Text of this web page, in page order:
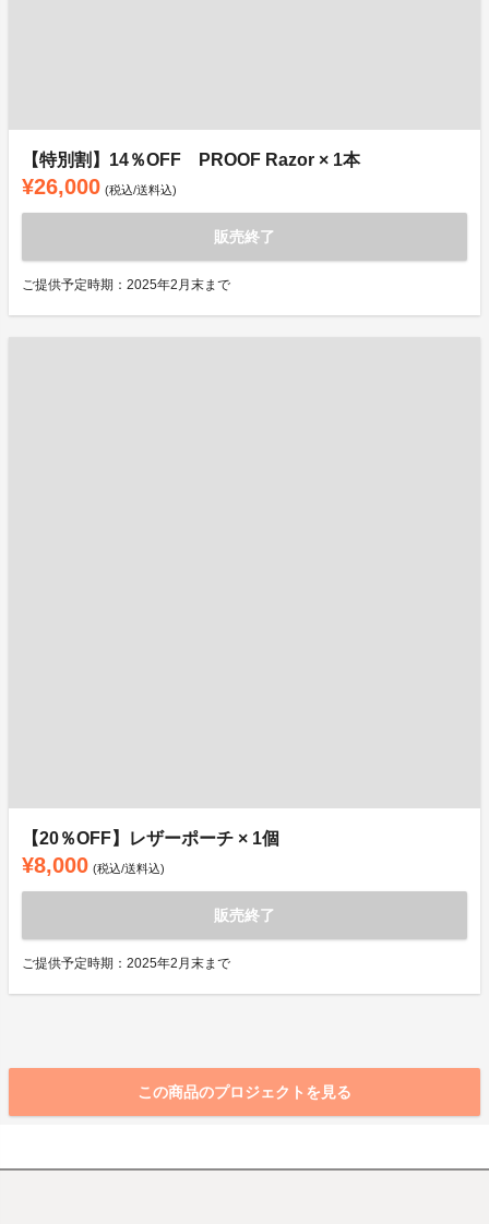
【特別割】14％OFF PROOF Razor × 1本
¥26,000 (税込/送料込)
販売終了
ご提供予定時期：2025年2月末まで
【20％OFF】レザーポーチ × 1個
¥8,000 (税込/送料込)
販売終了
ご提供予定時期：2025年2月末まで
この商品のプロジェクトを見る